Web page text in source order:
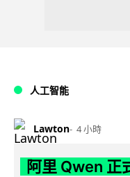
人工智能
Lawton 4 小時
阿里 Qwen 正